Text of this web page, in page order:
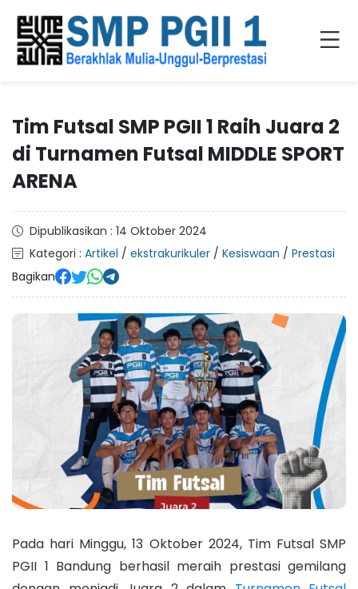
Tim Futsal SMP PGII 1 Raih Juara 2
di Turnamen Futsal MIDDLE SPORT
ARENA
Dipublikasikan : 14 Oktober 2024
Kategori : Artikel / ekstrakurikuler / Kesiswaan / Prestasi
Bagikan
Pada hari Minggu, 13 Oktober 2024, Tim Futsal SMP
PGII 1 Bandung berhasil meraih prestasi gemilang